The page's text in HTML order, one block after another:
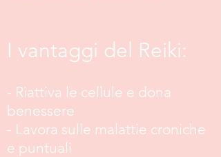
I vantaggi del Reiki:
- Riattiva le cellule e dona
benessere
- Lavora sulle malattie croniche
e puntuali